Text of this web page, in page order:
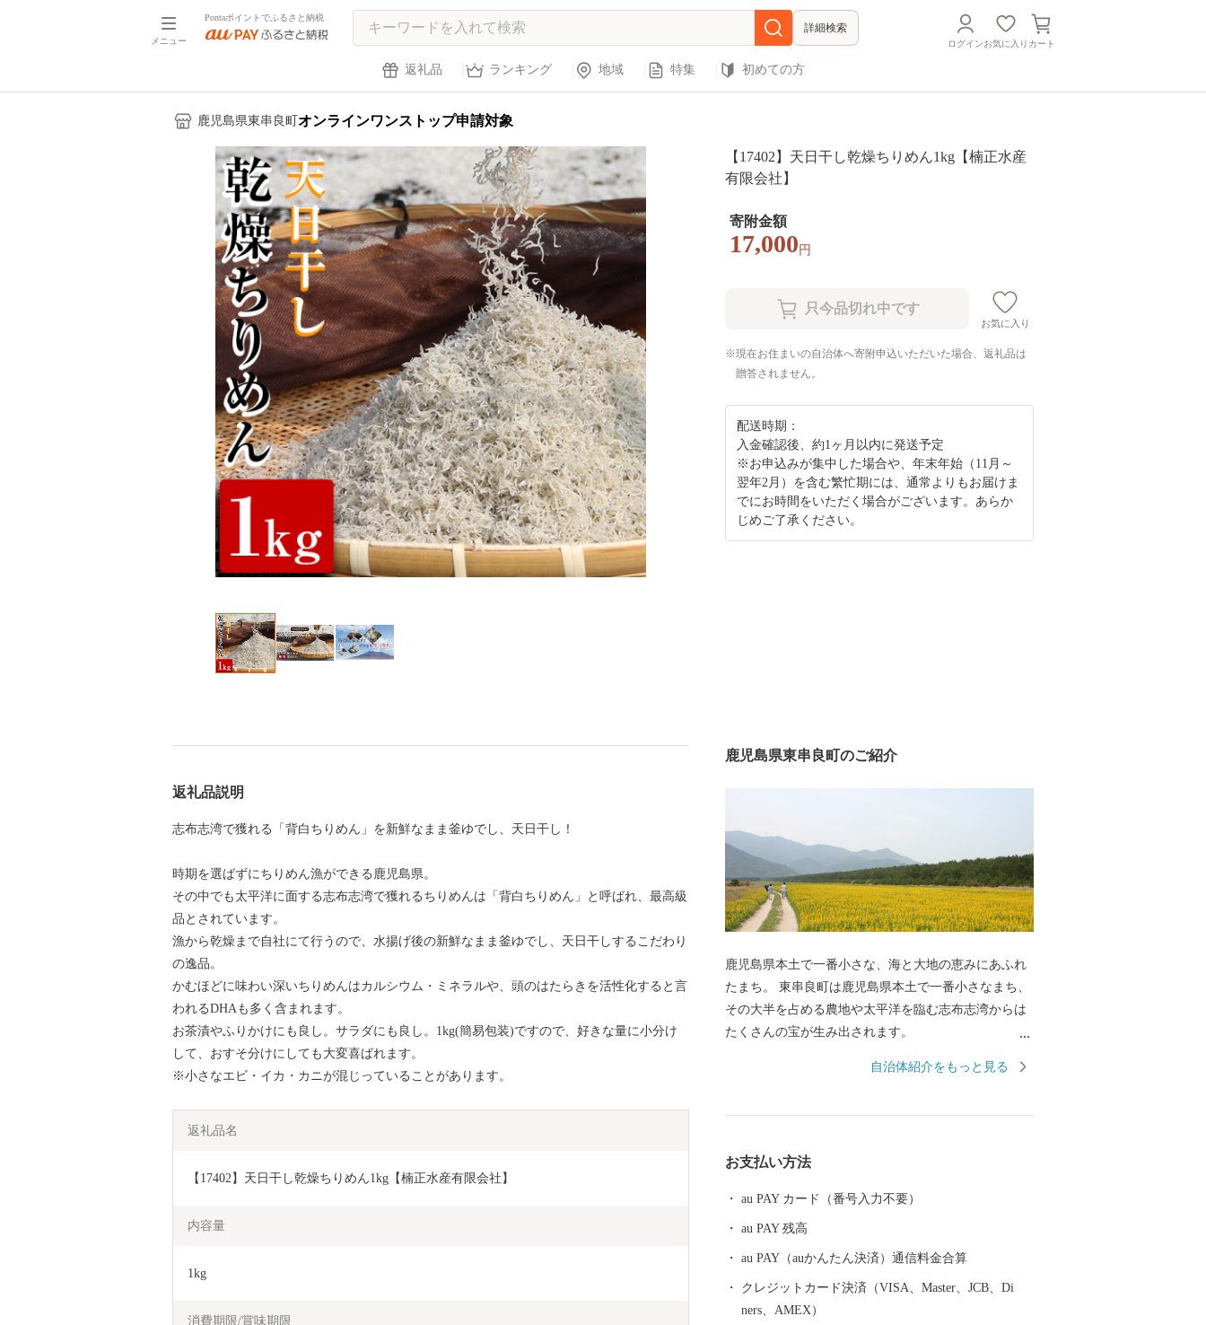
メニュー
Pontaポイントでふるさと納税
詳細検索
ログインお気に入り カート
返礼品 ランキング 地域 特集 初めての方
鹿児島県東串良町 オンラインワンストップ申請対象
【17402】天日干し乾燥ちりめん1kg【楠正水産
有限会社】
寄附金額
17,000 円
お気に入り
現在お住まいの自治体へ寄附申込いただいた場合、返礼品は
贈答されません。
配送時期：
入金確認後、約1ヶ月以内に発送予定
※お申込みが集中した場合や、年末年始（11月～
翌年2月）を含む繁忙期には、通常よりもお届けま
でにお時間をいただく場合がございます。あらか
じめご了承ください。
返礼品説明
志布志湾で獲れる「背白ちりめん」を新鮮なまま釜ゆでし、天日干し！
時期を選ばずにちりめん漁ができる鹿児島県。
その中でも太平洋に面する志布志湾で獲れるちりめんは「背白ちりめん」と呼ばれ、最高級
品とされています。
漁から乾燥まで自社にて行うので、水揚げ後の新鮮なまま釜ゆでし、天日干しするこだわり
の逸品。
かむほどに味わい深いちりめんはカルシウム・ミネラルや、頭のはたらきを活性化すると言
われるDHAも多く含まれます。
お茶漬やふりかけにも良し。サラダにも良し。1kg(簡易包装)ですので、好きな量に小分け
して、おすそ分けにしても大変喜ばれます。
※小さなエビ・イカ・カニが混じっていることがあります。
返礼品名
【17402】天日干し乾燥ちりめん1kg【楠正水産有限会社】
内容量
1kg
消費期限/賞味期限
鹿児島県東串良町のご紹介
鹿児島県本土で一番小さな、海と大地の恵みにあふれ
たまち。 東串良町は鹿児島県本土で一番小さなまち、
その大半を占める農地や太平洋を臨む志布志湾からは
たくさんの宝が生み出されます。
いないものすごい話 ・ピーマンの面積あたり収量が日
の食卓にもあがっているはずです。収穫時期が終わる6
月上旬にはイベントとしてピーマン狩りが開催され、
立っていないけど畜産業の圧倒的成績 ２０１７年に宮
城県で開催された、５年に１度開催される和牛の品評
会（全国和牛能力共進会 通称：和牛のオリンピッ
自治体紹介をもっと見る
お支払い方法
au PAY カード（番号入力不要）
au PAY 残高
au PAY（auかんたん決済）通信料金合算
クレジットカード決済（VISA、Master、JCB、Di
ners、AMEX）